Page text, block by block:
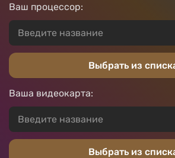
Ваш процессор:
Выбрать из
Ваша видеокарта:
Выбрать из